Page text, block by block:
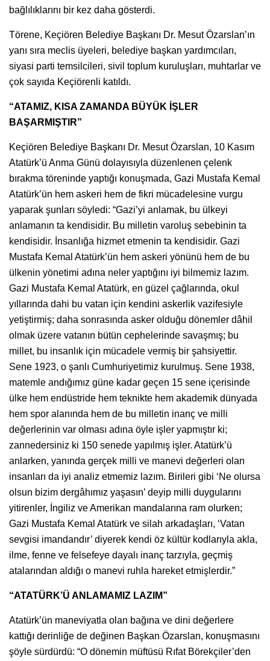
bağlılıklarını bir kez daha gösterdi.
Törene, Keçiören Belediye Başkanı Dr. Mesut Özarslan’ın
yanı sıra meclis üyeleri, belediye başkan yardımcıları,
siyasi parti temsilcileri, sivil toplum kuruluşları, muhtarlar ve
çok sayıda Keçiörenli katıldı.
“ATAMIZ, KISA ZAMANDA BÜYÜK İŞLER
BAŞARMIŞTIR”
Keçiören Belediye Başkanı Dr. Mesut Özarslan, 10 Kasım
Atatürk’ü Anma Günü dolayısıyla düzenlenen çelenk
bırakma töreninde yaptığı konuşmada, Gazi Mustafa Kemal
Atatürk’ün hem askeri hem de fikri mücadelesine vurgu
yaparak şunları söyledi: “Gazi’yi anlamak, bu ülkeyi
anlamanın ta kendisidir. Bu milletin varoluş sebebinin ta
kendisidir. İnsanlığa hizmet etmenin ta kendisidir. Gazi
Mustafa Kemal Atatürk’ün hem askeri yönünü hem de bu
ülkenin yönetimi adına neler yaptığını iyi bilmemiz lazım.
Gazi Mustafa Kemal Atatürk, en güzel çağlarında, okul
yıllarında dahi bu vatan için kendini askerlik vazifesiyle
yetiştirmiş; daha sonrasında asker olduğu dönemler dâhil
olmak üzere vatanın bütün cephelerinde savaşmış; bu
millet, bu insanlık için mücadele vermiş bir şahsiyettir.
Sene 1923, o şanlı Cumhuriyetimiz kurulmuş. Sene 1938,
matemle andığımız güne kadar geçen 15 sene içerisinde
ülke hem endüstride hem teknikte hem akademik dünyada
hem spor alanında hem de bu milletin inanç ve milli
değerlerinin var olması adına öyle işler yapmıştır ki;
zannedersiniz ki 150 senede yapılmış işler. Atatürk’ü
anlarken, yanında gerçek milli ve manevi değerleri olan
insanları da iyi analiz etmemiz lazım. Birileri gibi ‘Ne olursa
olsun bizim dergâhımız yaşasın’ deyip milli duygularını
yitirenler, İngiliz ve Amerikan mandalarına ram olurken;
Gazi Mustafa Kemal Atatürk ve silah arkadaşları, ‘Vatan
sevgisi imandandır’ diyerek kendi öz kültür kodlarıyla akla,
ilme, fenne ve felsefeye dayalı inanç tarzıyla, geçmiş
atalarından aldığı o manevi ruhla hareket etmişlerdir.”
“ATATÜRK’Ü ANLAMAMIZ LAZIM”
Atatürk’ün maneviyatla olan bağına ve dini değerlere
kattığı derinliğe de değinen Başkan Özarslan, konuşmasını
şöyle sürdürdü: “O dönemin müftüsü Rıfat Börekçiler’den